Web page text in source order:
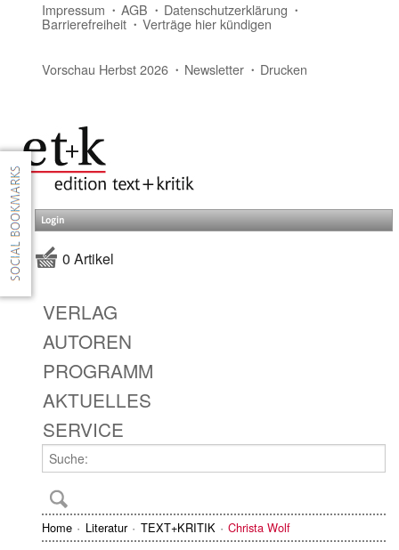
Impressum AGB Datenschutzerklärung
Barrierefreiheit Verträge hier kündigen
Vorschau Herbst 2026 Newsletter Drucken
Login
0 Artikel
VERLAG
AUTOREN
PROGRAMM
AKTUELLES
SERVICE
Home Literatur TEXT+KRITIK Christa Wolf